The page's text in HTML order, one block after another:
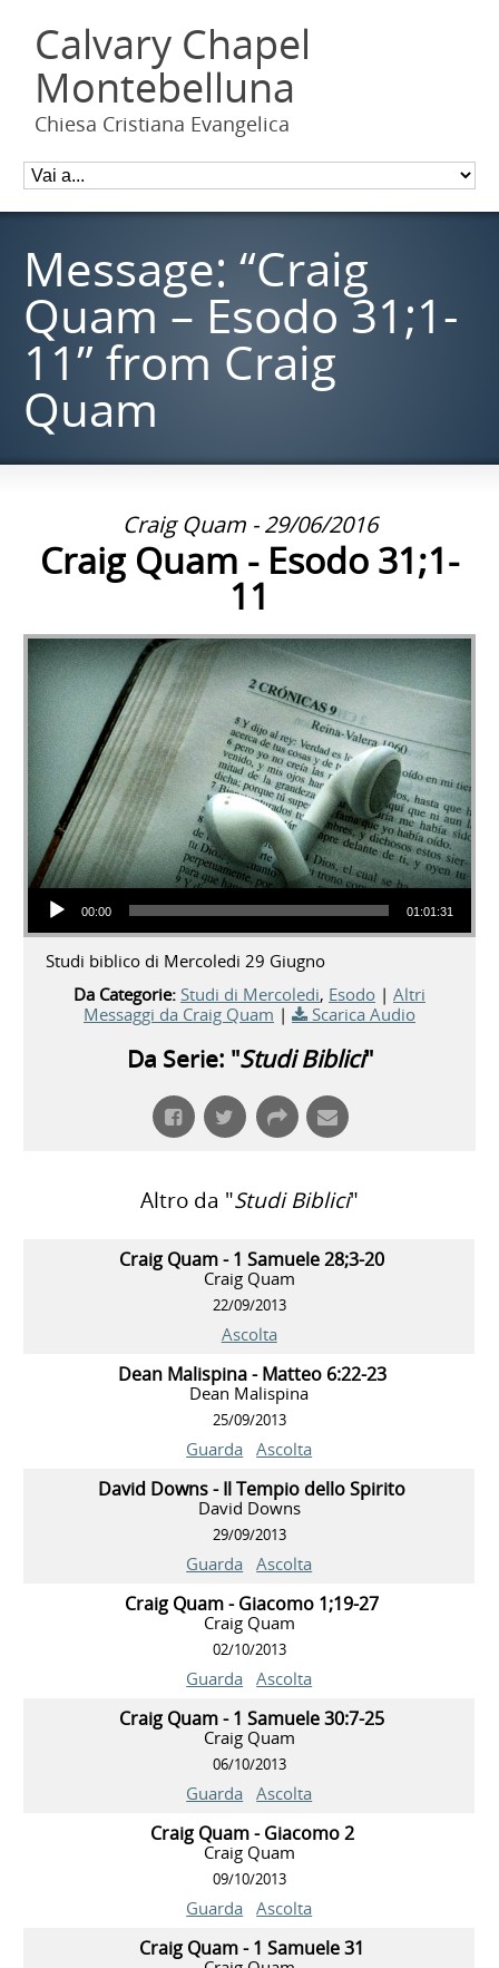
Calvary Chapel
Montebelluna
Chiesa Cristiana Evangelica
Message: “Craig
Quam – Esodo 31;1-
11” from Craig
Quam
Craig Quam - 29/06/2016
Craig Quam - Esodo 31;1-
11
Audio Player
00:00 01:01:31
Studi biblico di Mercoledi 29 Giugno
Da Categorie: Studi di Mercoledi, Esodo | Altri
Messaggi da Craig Quam | Scarica Audio
Da Serie: "Studi Biblici"
Altro da "Studi Biblici"
Craig Quam - 1 Samuele 28;3-20
Craig Quam
22/09/2013
Ascolta
Dean Malispina - Matteo 6:22-23
Dean Malispina
25/09/2013
Guarda Ascolta
David Downs - Il Tempio dello Spirito
David Downs
29/09/2013
Guarda Ascolta
Craig Quam - Giacomo 1;19-27
Craig Quam
02/10/2013
Guarda Ascolta
Craig Quam - 1 Samuele 30:7-25
Craig Quam
06/10/2013
Guarda Ascolta
Craig Quam - Giacomo 2
Craig Quam
09/10/2013
Guarda Ascolta
Craig Quam - 1 Samuele 31